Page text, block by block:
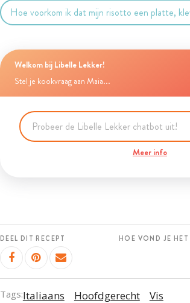
Hoe voorkom ik dat mijn risotto een platte,
Welkom bij Libelle Lekker!
Stel je kookvraag aan Maia...
Meer info
DEEL DIT RECEPT HOE VOND JE HET
Tags:Italiaans Hoofdgerecht Vis